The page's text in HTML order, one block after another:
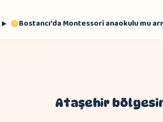
Bostancı'da Montessori anaokulu mu
Ataşehir